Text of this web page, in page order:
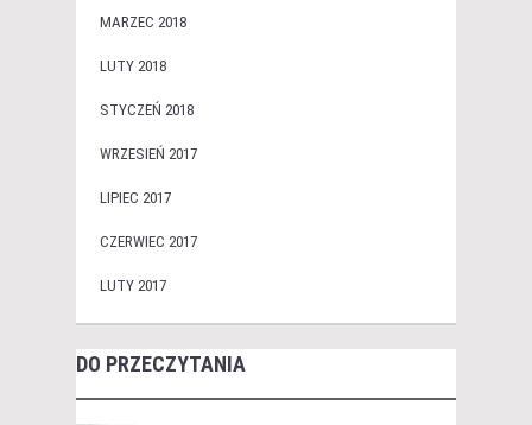
MARZEC 2018
LUTY 2018
STYCZEŃ 2018
WRZESIEŃ 2017
LIPIEC 2017
CZERWIEC 2017
LUTY 2017
DO PRZECZYTANIA